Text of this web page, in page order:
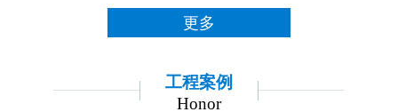
更多
工程案例
Honor